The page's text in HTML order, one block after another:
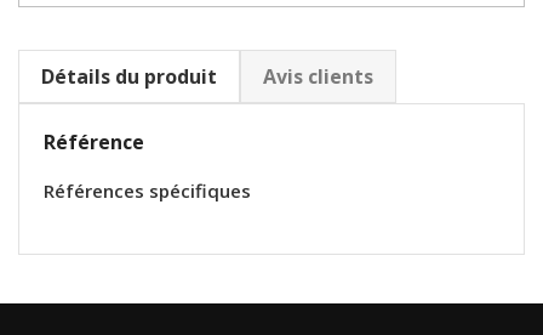
Détails du produit Avis clients
Référence
Références spécifiques